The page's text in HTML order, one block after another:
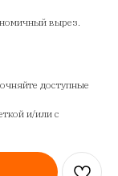
вырез.
доступные
и/или с